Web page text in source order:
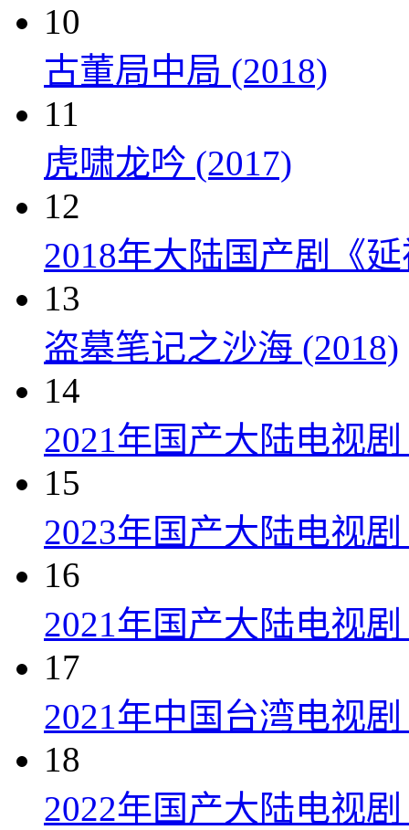
10
古董局中局 (2018)
11
虎啸龙吟 (2017)
12
2018年大陆国产剧《
13
盗墓笔记之沙海 (2018)
14
2021年国产大陆电视
15
2023年国产大陆电视
16
2021年国产大陆电视
17
2021年中国台湾电视
18
2022年国产大陆电视